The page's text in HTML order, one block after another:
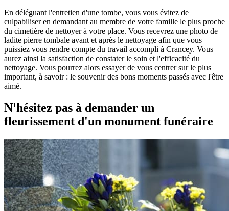
En déléguant l'entretien d'une tombe, vous vous évitez de
culpabiliser en demandant au membre de votre famille le plus proche
du cimetière de nettoyer à votre place. Vous recevrez une photo de
ladite pierre tombale avant et après le nettoyage afin que vous
puissiez vous rendre compte du travail accompli à Crancey. Vous
aurez ainsi la satisfaction de constater le soin et l'efficacité du
nettoyage. Vous pourrez alors essayer de vous centrer sur le plus
important, à savoir : le souvenir des bons moments passés avec l'être
aimé.
N'hésitez pas à demander un
fleurissement d'un monument funéraire